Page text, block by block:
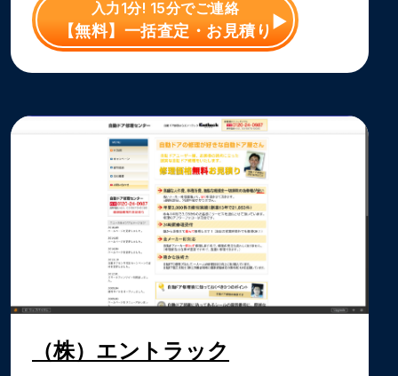
入力1分! 15分でご連絡
【無料】一括査定・お見積り
（株）エントラック